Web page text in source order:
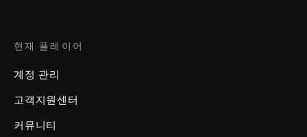
현재 플레이어
계정 관리
고객지원센터
커뮤니티